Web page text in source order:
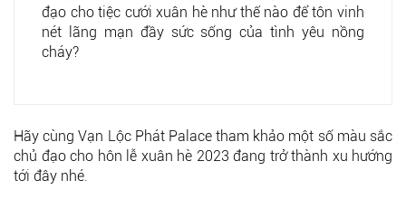
đạo cho tiệc cưới xuân hè như thế nào để tôn vinh
nét lãng mạn đầy sức sống của tình yêu nồng
cháy?
Hãy cùng Vạn Lộc Phát Palace tham khảo một số màu sắc
chủ đạo cho hôn lễ xuân hè 2023 đang trở thành xu hướng
tới đây nhé.